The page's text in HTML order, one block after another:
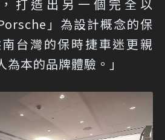
打造出另一個完全以
」為設計概念的保
台灣的保時捷車迷更親
本的品牌體驗。」